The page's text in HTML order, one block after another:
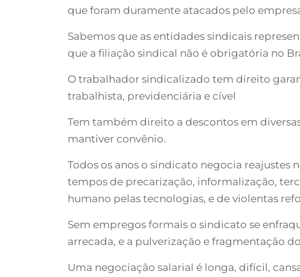
que foram duramente atacados pelo
Sabemos que as entidades sindicais
que a filiação sindical não é obrigatória no
O trabalhador sindicalizado tem direito
trabalhista, previdenciária e cível
Tem também direito a descontos em
mantiver convênio.
Todos os anos o sindicato negocia reajustes
tempos de precarização, informalização,
humano pelas tecnologias, e de violentas
Sem empregos formais o sindicato se
arrecada, e a pulverização e fragmentação
Uma negociação salarial é longa, difícil,